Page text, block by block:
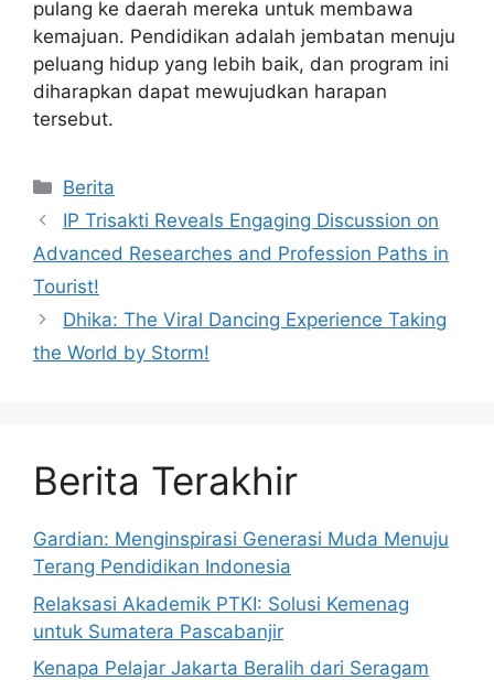
pulang ke daerah mereka untuk membawa
kemajuan. Pendidikan adalah jembatan menuju
peluang hidup yang lebih baik, dan program ini
diharapkan dapat mewujudkan harapan
tersebut.
Kategori
Berita
IP Trisakti Reveals Engaging Discussion on
Advanced Researches and Profession Paths in
Tourist!
Dhika: The Viral Dancing Experience Taking
the World by Storm!
Berita Terakhir
Gardian: Menginspirasi Generasi Muda Menuju
Terang Pendidikan Indonesia
Relaksasi Akademik PTKI: Solusi Kemenag
untuk Sumatera Pascabanjir
Kenapa Pelajar Jakarta Beralih dari Seragam